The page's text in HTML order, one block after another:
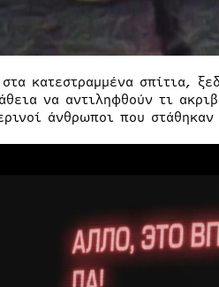
κατεστραμμένα σπίτια,
να αντιληφθούν τι
άνθρωποι που